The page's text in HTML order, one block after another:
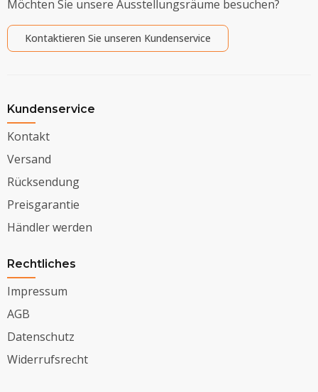
Möchten Sie unsere Ausstellungsräume besuchen?
Kontaktieren Sie unseren Kundenservice
Kundenservice
Kontakt
Versand
Rücksendung
Preisgarantie
Händler werden
Rechtliches
Impressum
AGB
Datenschutz
Widerrufsrecht